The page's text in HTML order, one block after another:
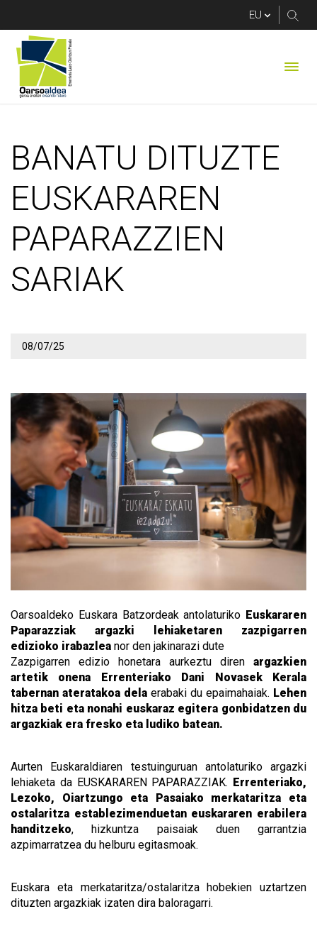
BANATU DITUZTE
EUSKARAREN
PAPARAZZIEN
SARIAK
08/07/25
Oarsoaldeko Euskara Batzordeak antolaturiko Euskararen
Paparazziak argazki lehiaketaren zazpigarren
edizioko irabazlea nor den jakinarazi dute
Zazpigarren edizio honetara aurkeztu diren argazkien
artetik onena Errenteriako Dani Novasek Kerala
tabernan ateratakoa dela erabaki du epaimahaiak. Lehen
hitza beti eta nonahi euskaraz egitera gonbidatzen du
argazkiak era fresko eta ludiko batean.
Aurten Euskaraldiaren testuinguruan antolaturiko argazki
lehiaketa da EUSKARAREN PAPARAZZIAK. Errenteriako,
Lezoko, Oiartzungo eta Pasaiako merkataritza eta
ostalaritza establezimenduetan euskararen erabilera
handitzeko, hizkuntza paisaiak duen garrantzia
azpimarratzea du helburu egitasmoak.
Euskara eta merkataritza/ostalaritza hobekien uztartzen
dituzten argazkiak izaten dira baloragarri.